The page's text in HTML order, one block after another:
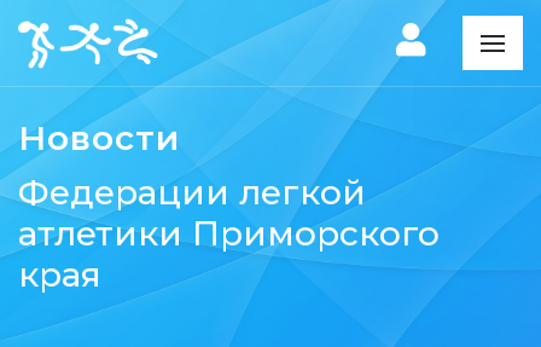
Новости
Федерации легкой
атлетики Приморского
края